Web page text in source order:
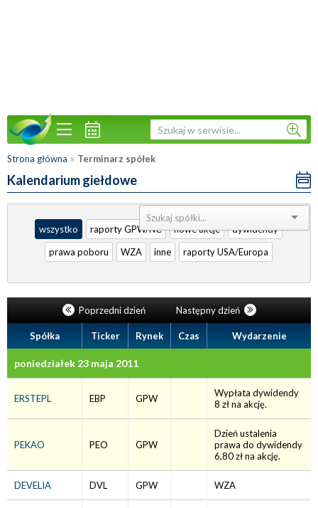
Strona główna » Terminarz spółek
Kalendarium giełdowe
Sortuj:
wszystko
raporty GPW/NC nowe akcje
dywidendy
prawa poboru
WZA inne raporty USA/Europa
Poprzedni dzień Następny dzień
Spółka Ticker Rynek Czas Wydarzenie
poniedziałek 23 maja 2011
ERSTEPL EBP GPW
Wypłata dywidendy
8 zł na akcję.
PEKAO PEO GPW
Dzień ustalenia
prawa do dywidendy
6,80 zł na akcję.
DEVELIA DVL GPW WZA